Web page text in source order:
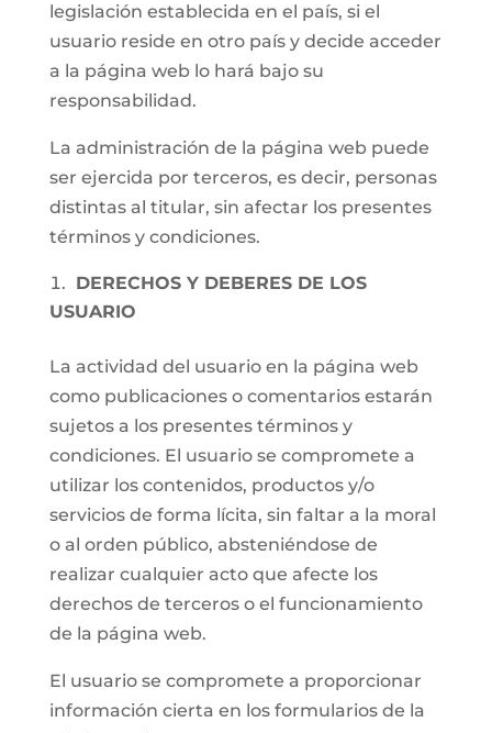
legislación establecida en el país, si el
usuario reside en otro país y decide acceder
a la página web lo hará bajo su
responsabilidad.
La administración de la página web puede
ser ejercida por terceros, es decir, personas
distintas al titular, sin afectar los presentes
términos y condiciones.
DERECHOS Y DEBERES DE LOS
USUARIO
La actividad del usuario en la página web
como publicaciones o comentarios estarán
sujetos a los presentes términos y
condiciones. El usuario se compromete a
utilizar los contenidos, productos y/o
servicios de forma lícita, sin faltar a la moral
o al orden público, absteniéndose de
realizar cualquier acto que afecte los
derechos de terceros o el funcionamiento
de la página web.
El usuario se compromete a proporcionar
información cierta en los formularios de la